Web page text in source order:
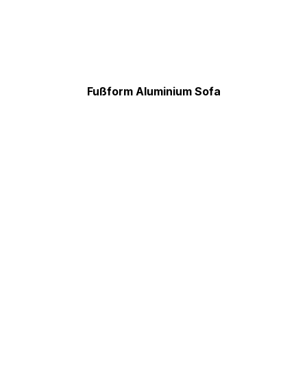
Fußform Aluminium Sofa